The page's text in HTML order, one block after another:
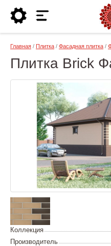
Главная / Плитка / Фасадная плитка /
Плитка Brick
Коллекция
Производитель